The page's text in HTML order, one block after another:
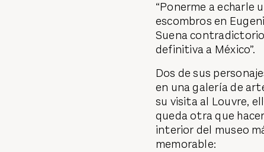
“Ponerme a echarle
escombros en
Suena
definitiva a México”.
Dos de sus
en una galería de
su visita al Louvre,
queda otra que
interior del museo
memorable: